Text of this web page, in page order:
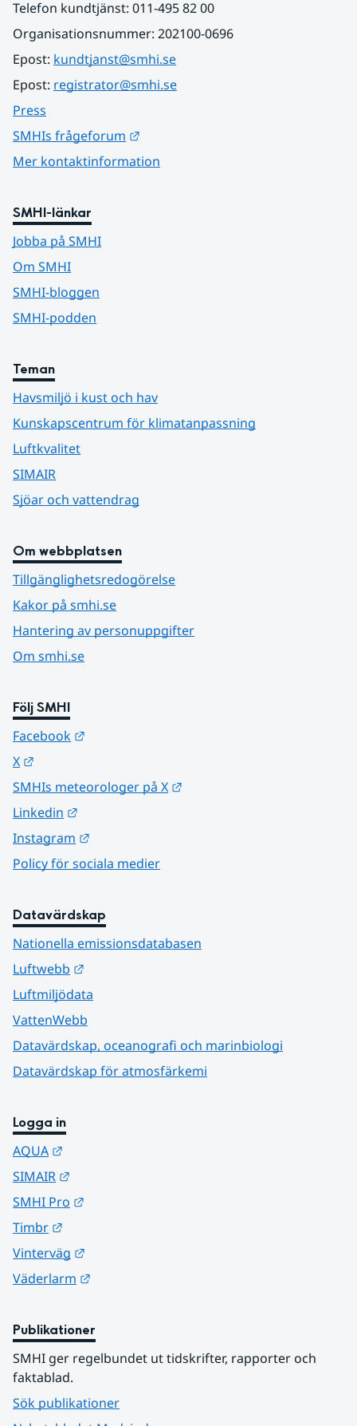
Telefon kundtjänst: 011-495 82 00
Organisationsnummer: 202100-0696
Epost: kundtjanst@smhi.se
Epost: registrator@smhi.se
Press
SMHIs frågeforum
Mer kontaktinformation
SMHI-länkar
Jobba på SMHI
Om SMHI
SMHI-bloggen
SMHI-podden
Teman
Havsmiljö i kust och hav
Kunskapscentrum för klimatanpassning
Luftkvalitet
SIMAIR
Sjöar och vattendrag
Om webbplatsen
Tillgänglighetsredogörelse
Kakor på smhi.se
Hantering av personuppgifter
Om smhi.se
Följ SMHI
Facebook
X
SMHIs meteorologer på X
Linkedin
Instagram
Policy för sociala medier
Datavärdskap
Nationella emissionsdatabasen
Luftwebb
Luftmiljödata
VattenWebb
Datavärdskap, oceanografi och marinbiologi
Datavärdskap för atmosfärkemi
Logga in
AQUA
SIMAIR
SMHI Pro
Timbr
Vinterväg
Väderlarm
Publikationer
SMHI ger regelbundet ut tidskrifter, rapporter och
faktablad.
Sök publikationer